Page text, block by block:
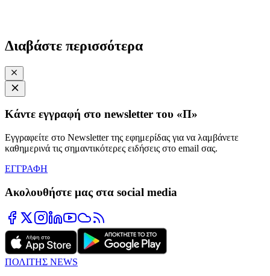
Διαβάστε περισσότερα
Κάντε εγγραφή στο newsletter του «Π»
Εγγραφείτε στο Newsletter της εφημερίδας για να λαμβάνετε
καθημερινά τις σημαντικότερες ειδήσεις στο email σας.
ΕΓΓΡΑΦΗ
Ακολουθήστε μας στα social media
ΠΟΛΙΤΗΣ NEWS